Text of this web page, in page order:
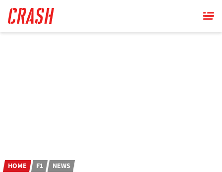
main
content
HOME F1 NEWS